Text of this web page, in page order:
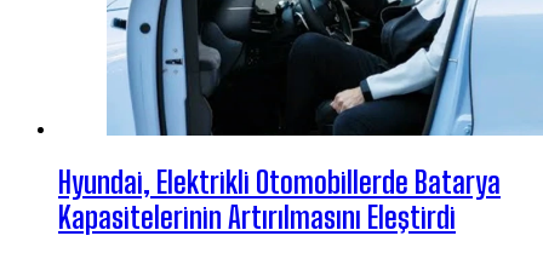
Hyundai, Elektrikli Otomobillerde Batarya
Kapasitelerinin Artırılmasını Eleştirdi